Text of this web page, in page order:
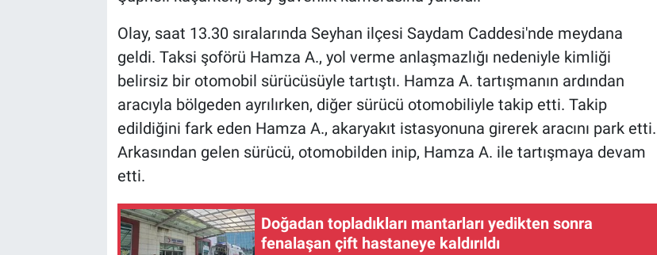
Olay, saat 13.30 sıralarında Seyhan ilçesi Saydam Caddesi'nde meydana
geldi. Taksi şoförü Hamza A., yol verme anlaşmazlığı nedeniyle kimliği
belirsiz bir otomobil sürücüsüyle tartıştı. Hamza A. tartışmanın ardından
aracıyla bölgeden ayrılırken, diğer sürücü otomobiliyle takip etti. Takip
edildiğini fark eden Hamza A., akaryakıt istasyonuna girerek aracını park etti.
Arkasından gelen sürücü, otomobilden inip, Hamza A. ile tartışmaya devam
etti.
Doğadan topladıkları mantarları yedikten sonra
fenalaşan çift hastaneye kaldırıldı